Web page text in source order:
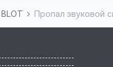
Пропал звуковой